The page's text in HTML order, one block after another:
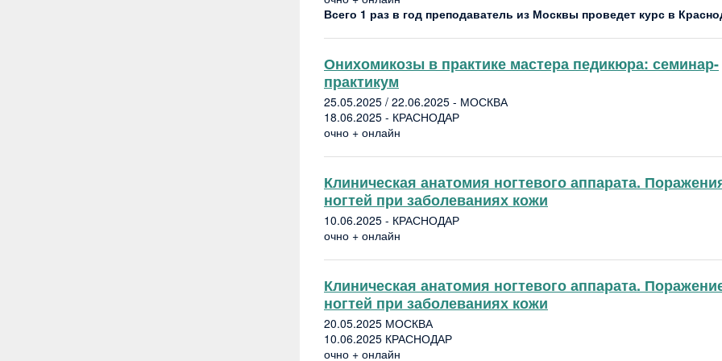
Всего 1 раз в год преподаватель из Москвы проведет курс в
Онихомикозы в практике мастера педикюра: семинар-
практикум
25.05.2025 / 22.06.2025 - МОСКВА
18.06.2025 - КРАСНОДАР
очно + онлайн
Клиническая анатомия ногтевого аппарата.
ногтей при заболеваниях кожи
10.06.2025 - КРАСНОДАР
очно + онлайн
Клиническая анатомия ногтевого аппарата.
ногтей при заболеваниях кожи
20.05.2025 МОСКВА
10.06.2025 КРАСНОДАР
очно + онлайн